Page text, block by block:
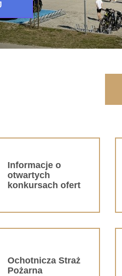
Informacje o
otwartych
konkursach ofert
Ochotnicza Straż
Pożarna